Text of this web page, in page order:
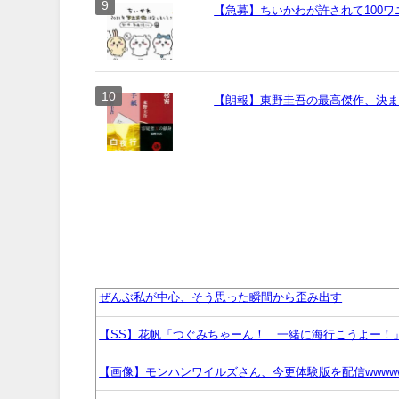
【急募】ちいかわが許されて100
【朗報】東野圭吾の最高傑作、決
ぜんぶ私が中心、そう思った瞬間から歪み出す
【SS】花帆「つぐみちゃーん！ 一緒に海行こうよー！」
【画像】モンハンワイルズさん、今更体験版を配信